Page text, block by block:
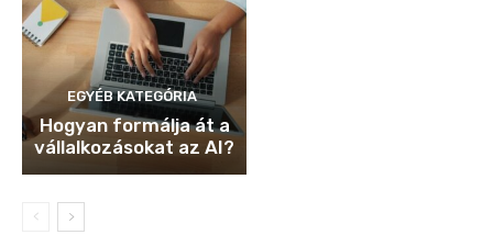
EGYÉB KATEGÓRIA
Hogyan formálja át a
vállalkozásokat az AI?